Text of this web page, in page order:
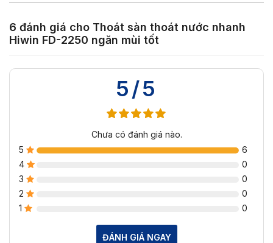
6 đánh giá cho Thoát sàn thoát nước nhanh
Hiwin FD-2250 ngăn mùi tốt
5/5
Chưa có đánh giá nào.
5
6
4
0
3
0
2
0
1
0
ĐÁNH GIÁ NGAY